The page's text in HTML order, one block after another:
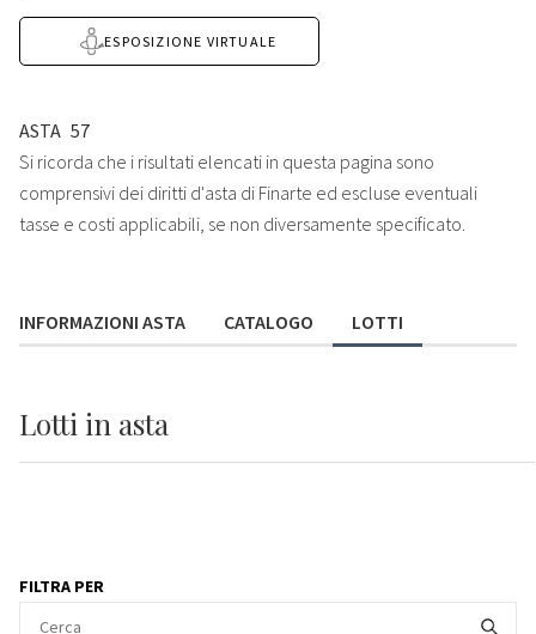
ESPOSIZIONE VIRTUALE
ASTA 57
Si ricorda che i risultati elencati in questa pagina sono
comprensivi dei diritti d'asta di Finarte ed escluse eventuali
tasse e costi applicabili, se non diversamente specificato.
INFORMAZIONI ASTA CATALOGO LOTTI
Lotti in asta
FILTRA PER